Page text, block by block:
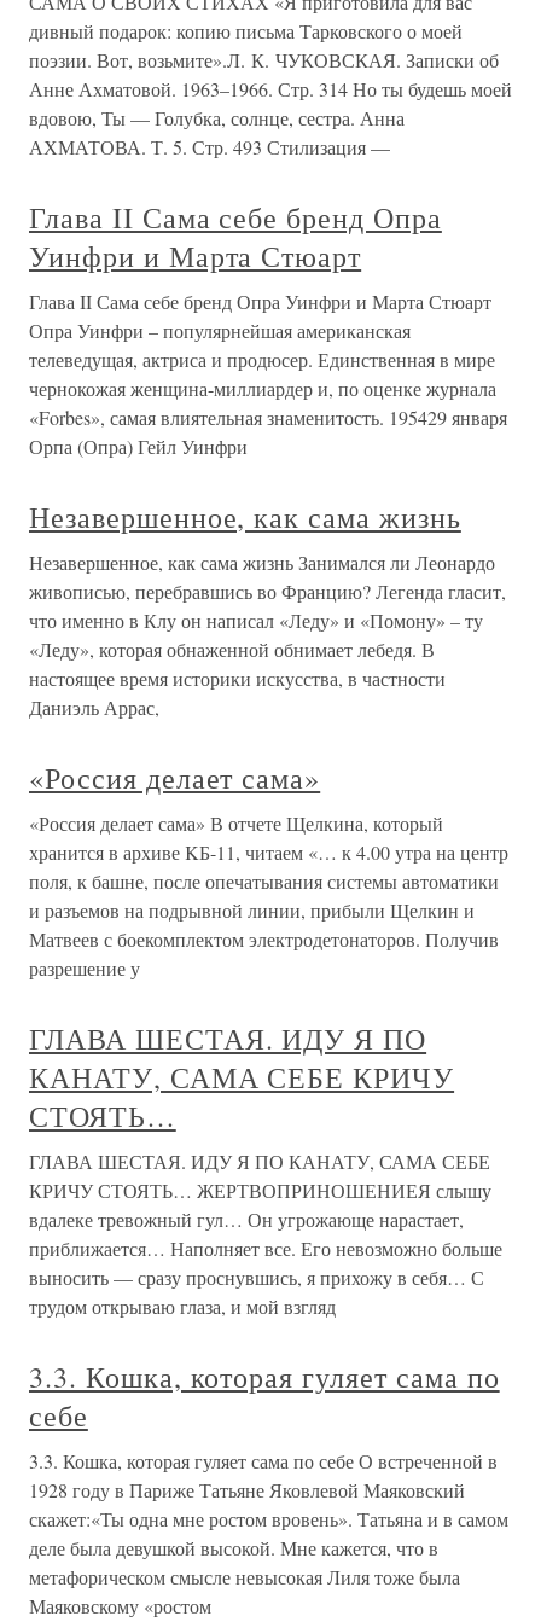
дивный подарок: копию письма Тарковского о моей
поэзии. Вот, возьмите».Л. К. ЧУКОВСКАЯ. Записки об
Анне Ахматовой. 1963–1966. Стр. 314 Но ты будешь моей
вдовою, Ты — Голубка, солнце, сестра. Анна
АХМАТОВА. Т. 5. Стр. 493 Стилизация —
Глава II Сама себе бренд Опра
Уинфри и Марта Стюарт
Глава II Сама себе бренд Опра Уинфри и Марта Стюарт
Опра Уинфри – популярнейшая американская
телеведущая, актриса и продюсер. Единственная в мире
чернокожая женщина-миллиардер и, по оценке журнала
«Forbes», самая влиятельная знаменитость. 195429 января
Орпа (Опра) Гейл Уинфри
Незавершенное, как сама жизнь
Незавершенное, как сама жизнь Занимался ли Леонардо
живописью, перебравшись во Францию? Легенда гласит,
что именно в Клу он написал «Леду» и «Помону» – ту
«Леду», которая обнаженной обнимает лебедя. В
настоящее время историки искусства, в частности
Даниэль Аррас,
«Россия делает сама»
«Россия делает сама» В отчете Щелкина, который
хранится в архиве KБ-11, читаем «… к 4.00 утра на центр
поля, к башне, после опечатывания системы автоматики
и разъемов на подрывной линии, прибыли Щелкин и
Матвеев с боекомплектом электродетонаторов. Получив
разрешение у
ГЛАВА ШЕСТАЯ. ИДУ Я ПО
КАНАТУ, САМА СЕБЕ КРИЧУ
СТОЯТЬ…
ГЛАВА ШЕСТАЯ. ИДУ Я ПО КАНАТУ, САМА СЕБЕ
КРИЧУ СТОЯТЬ… ЖЕРТВОПРИНОШЕНИЕЯ слышу
вдалеке тревожный гул… Он угрожающе нарастает,
приближается… Наполняет все. Его невозможно больше
выносить — сразу проснувшись, я прихожу в себя… С
трудом открываю глаза, и мой взгляд
3.3. Кошка, которая гуляет сама по
себе
3.3. Кошка, которая гуляет сама по себе О встреченной в
1928 году в Париже Татьяне Яковлевой Маяковский
скажет:«Ты одна мне ростом вровень». Татьяна и в самом
деле была девушкой высокой. Мне кажется, что в
метафорическом смысле невысокая Лиля тоже была
Маяковскому «ростом